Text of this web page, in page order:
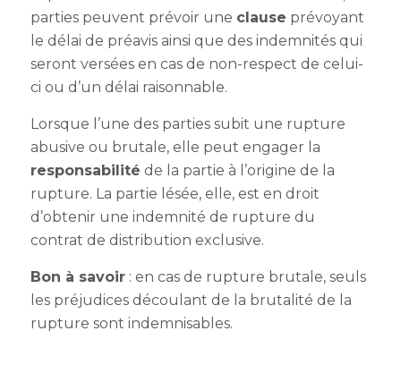
parties peuvent prévoir une clause prévoyant
le délai de préavis ainsi que des indemnités qui
seront versées en cas de non-respect de celui-
ci ou d’un délai raisonnable.
Lorsque l’une des parties subit une rupture
abusive ou brutale, elle peut engager la
responsabilité de la partie à l’origine de la
rupture. La partie lésée, elle, est en droit
d’obtenir une indemnité de rupture du
contrat de distribution exclusive.
Bon à savoir : en cas de rupture brutale, seuls
les préjudices découlant de la brutalité de la
rupture sont indemnisables.